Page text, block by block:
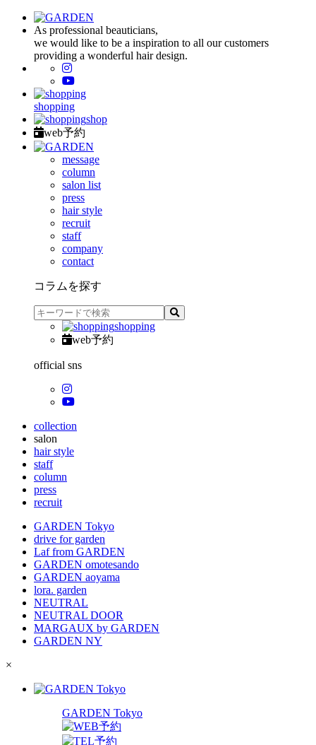
As professional beauticians,
we would like to be a inspiration to all our customers
providing a wonderful hair design.
shopping
shop
web予約
message
column
salon list
press
hair style
recruit
staff
company
contact
コラムを探す
shopping
web予約
official sns
collection
salon
hair style
staff
column
press
recruit
GARDEN Tokyo
drive for garden
Laf from GARDEN
GARDEN omotesando
GARDEN aoyama
lora. garden
NEUTRAL
NEUTRAL DOOR
MARGAUX by GARDEN
GARDEN NY
×
GARDEN Tokyo